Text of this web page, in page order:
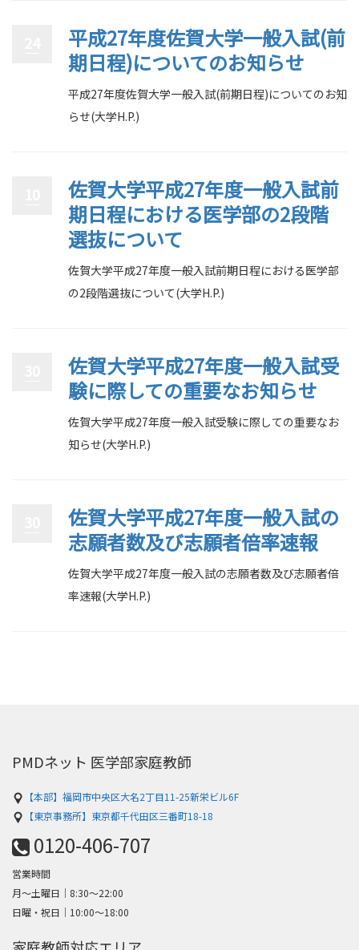
平成27年度佐賀大学一般入試(前
期日程)についてのお知らせ
平成27年度佐賀大学一般入試(前期日程)についてのお知
らせ(大学H.P.)
佐賀大学平成27年度一般入試前
期日程における医学部の2段階
選抜について
佐賀大学平成27年度一般入試前期日程における医学部
の2段階選抜について(大学H.P.)
佐賀大学平成27年度一般入試受
験に際しての重要なお知らせ
佐賀大学平成27年度一般入試受験に際しての重要なお
知らせ(大学H.P.)
佐賀大学平成27年度一般入試の
志願者数及び志願者倍率速報
佐賀大学平成27年度一般入試の志願者数及び志願者倍
率速報(大学H.P.)
PMDネット 医学部家庭教師
【本部】福岡市中央区大名2丁目11-25新栄ビル6F
【東京事務所】東京都千代田区三番町18-18
0120-406-707
営業時間
月～土曜日│8:30〜22:00
日曜・祝日│10:00〜18:00